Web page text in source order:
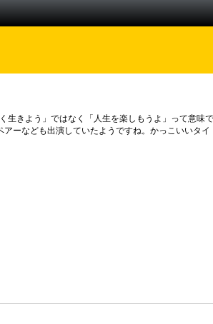
きよう」ではなく「人生を楽しもうよ」って意味
ーなども出演していたようですね。かっこいいタ